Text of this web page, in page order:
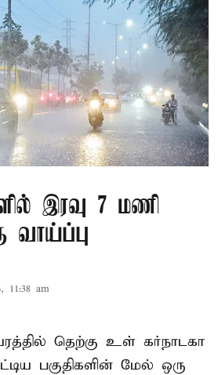
இரவு 7 மணி
வாய்ப்பு
11:38 am
தெற்கு உள் கர்நாடகா
பகுதிகளின் மேல் ஒரு